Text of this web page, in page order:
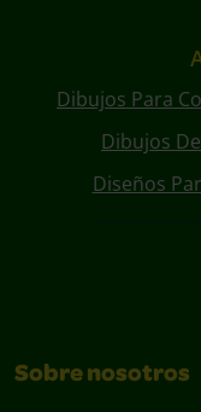
Dibujos Para
Dibujos
Diseños
Sobre nosotros